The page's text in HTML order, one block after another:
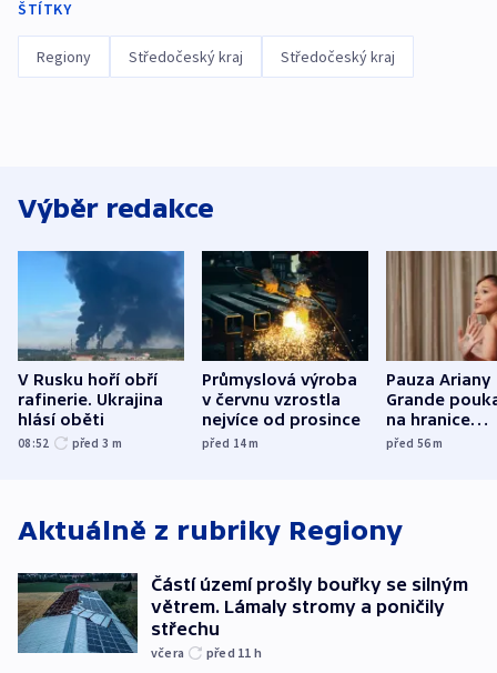
ŠTÍTKY
Regiony Středočeský kraj Středočeský kraj
Výběr redakce
V Rusku hoří obří
rafinerie. Ukrajina
hlásí oběti
08:52 před 3 m
Průmyslová výroba
v červnu vzrostla
nejvíce od prosince
před 14m
Pauza Ariany
Grande
na hranice
před 56m
Aktuálně z rubriky Regiony
Částí území prošly bouřky se silným
větrem. Lámaly stromy a poničily
střechu
včera před 11 h